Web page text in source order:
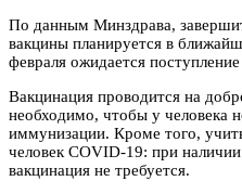
По данным Минздрава,
вакцины планируется в
февраля ожидается
Вакцинация проводится на
необходимо, чтобы у человека
иммунизации. Кроме того,
человек COVID-19: при
вакцинация не требуется.